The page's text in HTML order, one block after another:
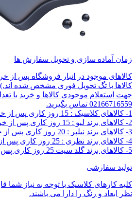
زمان آماده سازی و تحویل سفارش ها
کالاهای موجود در انبار فروشگاه پس از
کالاها با تگ تحویل فوری مشخص شده اند.)
جهت استعلام موجودی کالاها و خرید با
02166716559 تماس بگیرید.
1- کالاهای کلاسیک : 15 روز کاری پس از خرید
2- کالاهای برند لیو : 15 روز کاری پس از خرید
3- کالاهای برند نیلپر : 20 روز کاری پس از خرید
4- کالاهای برند نظری : 25 روز کاری پس از خرید
5- کالاهای برند گلد سیت 25 روز کاری پس از خرید
تولید سفارشی
کلیه کارهای کلاسیک با توجه به نیاز
نظر ابعاد و رنگ را دارا می باشند.